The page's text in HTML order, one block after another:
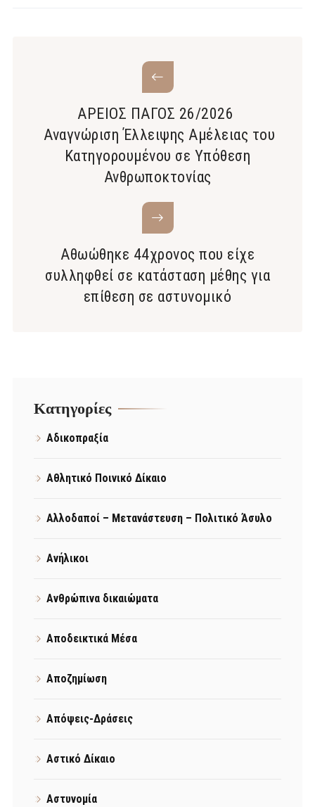
ΑΡΕΙΟΣ ΠΑΓΟΣ 26/2026
Αναγνώριση Έλλειψης Αμέλειας του
Κατηγορουμένου σε Υπόθεση
Ανθρωποκτονίας
Αθωώθηκε 44χρονος που είχε
συλληφθεί σε κατάσταση μέθης για
επίθεση σε αστυνομικό
Kατηγορίες
Αδικοπραξία
Αθλητικό Ποινικό Δίκαιο
Αλλοδαποί – Μετανάστευση – Πολιτικό Άσυλο
Ανήλικοι
Ανθρώπινα δικαιώματα
Αποδεικτικά Μέσα
Αποζημίωση
Απόψεις-Δράσεις
Αστικό Δίκαιο
Αστυνομία